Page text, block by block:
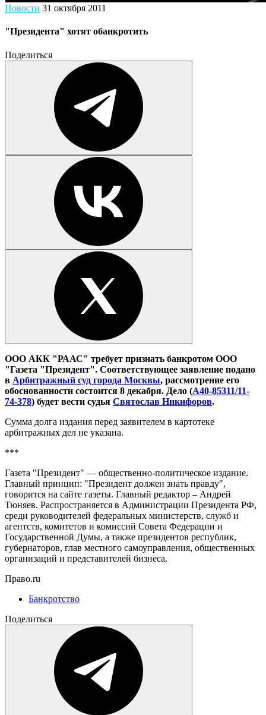
Новости 31 октября 2011
"Президента" хотят обанкротить
Поделиться
ООО АКК "РААС" требует признать банкротом ООО
"Газета "Президент". Соответствующее заявление подано
в Арбитражный суд города Москвы, рассмотрение его
обоснованности состоится 8 декабря. Дело (А40-85311/11-
74-378) будет вести судья Святослав Никифоров.
Сумма долга издания перед заявителем в картотеке
арбитражных дел не указана.
***
Газета "Президент" — общественно-политическое издание.
Главный принцип: "Президент должен знать правду",
говорится на сайте газеты. Главный редактор – Андрей
Тюняев. Распространяется в Администрации Президента РФ,
среди руководителей федеральных министерств, служб и
агентств, комитетов и комиссий Совета Федерации и
Государственной Думы, а также президентов республик,
губернаторов, глав местного самоуправления, общественных
организаций и представителей бизнеса.
Право.ru
Банкротство
Поделиться